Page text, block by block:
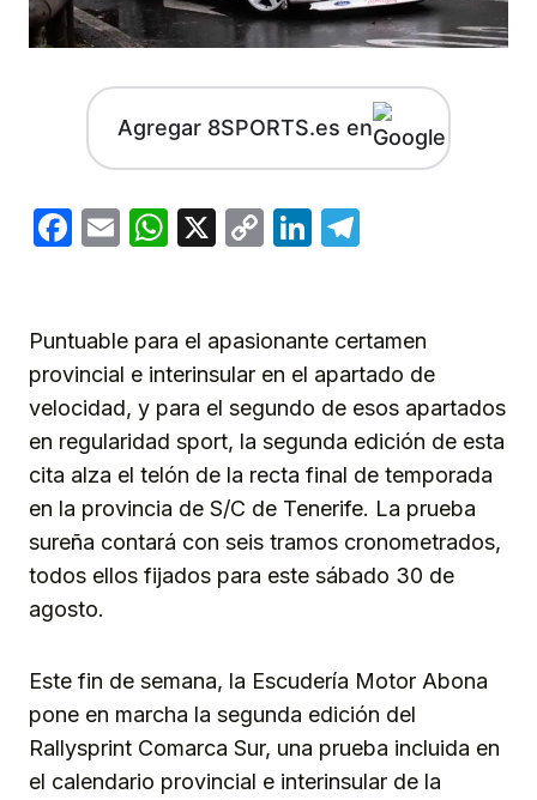
Agregar 8SPORTS.es en
Facebook
EmailWhatsApp
X
CopyLinkedIn
Puntuable para el apasionante certamen
provincial e interinsular en el apartado de
velocidad, y para el segundo de esos apartados
en regularidad sport, la segunda edición de esta
cita alza el telón de la recta final de temporada
en la provincia de S/C de Tenerife. La prueba
sureña contará con seis tramos cronometrados,
todos ellos fijados para este sábado 30 de
agosto.
Este fin de semana, la Escudería Motor Abona
pone en marcha la segunda edición del
Rallysprint Comarca Sur, una prueba incluida en
el calendario provincial e interinsular de la